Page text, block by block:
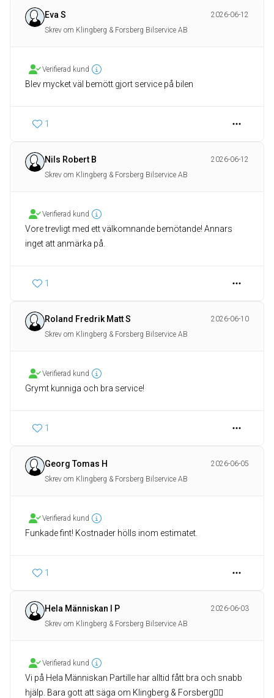
Eva S
2026-06-12
Skrev om Klingberg & Forsberg Bilservice AB
Verifierad kund
Blev mycket väl bemött gjort service på bilen
1
Nils Robert B
2026-06-12
Skrev om Klingberg & Forsberg Bilservice AB
Verifierad kund
Vore trevligt med ett välkomnande bemötande! Annars
inget att anmärka på.
1
Roland Fredrik Matt S
2026-06-10
Skrev om Klingberg & Forsberg Bilservice AB
Verifierad kund
Grymt kunniga och bra service!
1
Georg Tomas H
2026-06-05
Skrev om Klingberg & Forsberg Bilservice AB
Verifierad kund
Funkade fint! Kostnader hölls inom estimatet.
1
Hela Människan I P
2026-06-03
Skrev om Klingberg & Forsberg Bilservice AB
Verifierad kund
Vi på Hela Människan Partille har alltid fått bra och snabb
hjälp. Bara gott att säga om Klingberg & Forsberg👍🏼